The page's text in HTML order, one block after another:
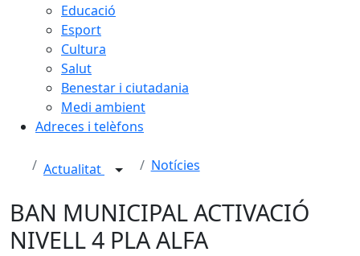
Educació
Esport
Cultura
Salut
Benestar i ciutadania
Medi ambient
Adreces i telèfons
Actualitat Notícies
BAN MUNICIPAL ACTIVACIÓ
NIVELL 4 PLA ALFA